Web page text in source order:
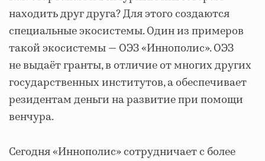
находить друг друга? Для этого создаются
специальные экосистемы. Один из примеров
такой экосистемы — ОЭЗ «Иннополис». ОЭЗ
не выдаёт гранты, в отличие от многих других
государственных институтов, а обеспечивает
резидентам деньги на развитие при помощи
венчура.
Сегодня «Иннополис» сотрудничает с более